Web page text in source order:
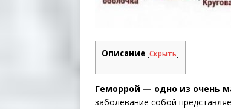
Описание [Скрыть]
Геморрой — одно из очень
заболевание собой